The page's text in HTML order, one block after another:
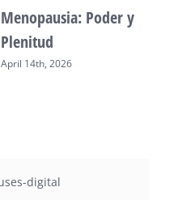
Mente Plena Poder
Real
April 28th, 2026